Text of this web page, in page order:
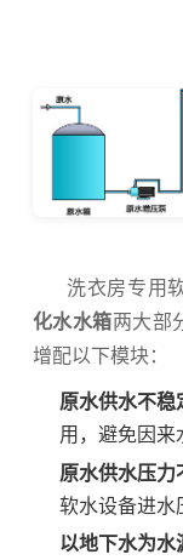
洗衣房专用
化水水箱两大部
增配以下模块：
原水供水不稳
用，避免因来
原水供水压力
软水设备进水
以地下水为水